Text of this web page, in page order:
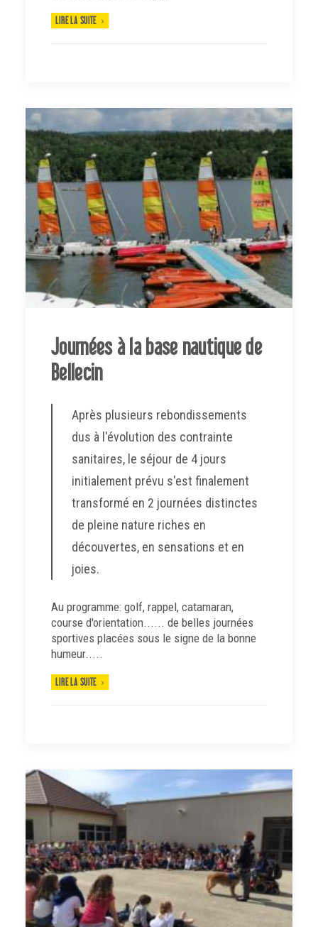
LIRE LA SUITE
Journées à la base nautique de
Bellecin
Après plusieurs rebondissements
dus à l'évolution des contrainte
sanitaires, le séjour de 4 jours
initialement prévu s'est finalement
transformé en 2 journées distinctes
de pleine nature riches en
découvertes, en sensations et en
joies.
Au programme: golf, rappel, catamaran,
course d'orientation...... de belles journées
sportives placées sous le signe de la bonne
humeur.....
LIRE LA SUITE